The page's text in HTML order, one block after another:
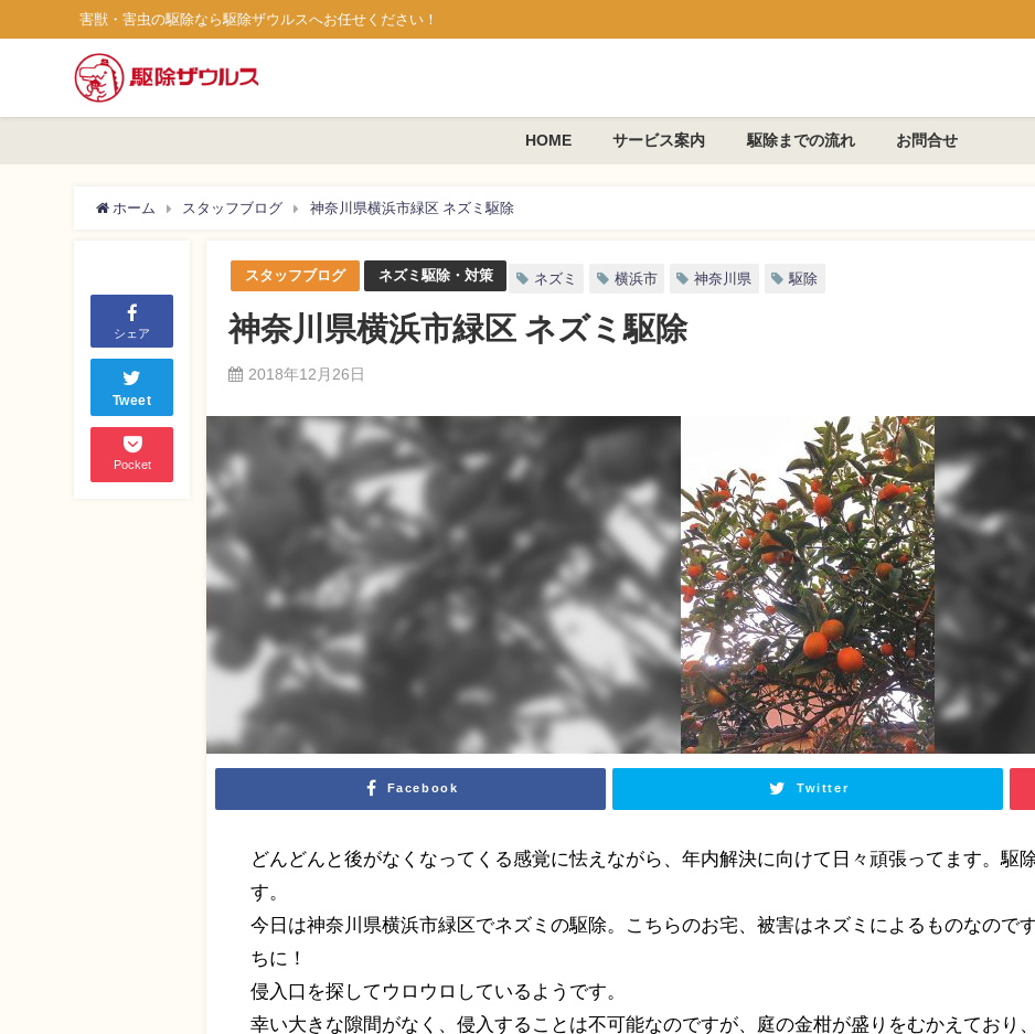
害獣・害虫の駆除なら駆除ザウルスへお任せください！
HOME サービス案内 駆除までの流れ お問合せ
ホーム スタッフブログ 神奈川県横浜市緑区 ネズミ駆除
シェア
Tweet
Pocket
スタッフブログ ネズミ駆除・対策 ネズミ 横浜市 神奈川県 駆除
神奈川県横浜市緑区 ネズミ駆除
2018年12月26日
Facebook Twitter
どんどんと後がなくなってくる感覚に怯えながら、年内解決に向けて日々頑張ってます。駆
す。
今日は神奈川県横浜市緑区でネズミの駆除。こちらのお宅、被害はネズミによるものなので
ちに！
侵入口を探してウロウロしているようです。
幸い大きな隙間がなく、侵入することは不可能なのですが、庭の金柑が盛りをむかえており